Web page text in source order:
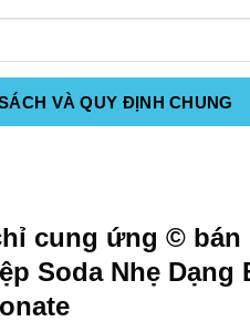
VÀ QUY ĐỊNH CHUNG
cung ứng © bán
Soda Nhẹ Dạng